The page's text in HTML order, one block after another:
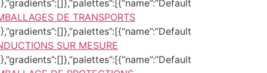
DE TRANSPORTS
SUR MESURE